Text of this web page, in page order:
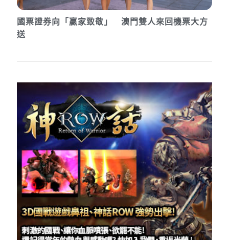
國票證券向「贏家致敬」 澳門雙人來回機票大方
送